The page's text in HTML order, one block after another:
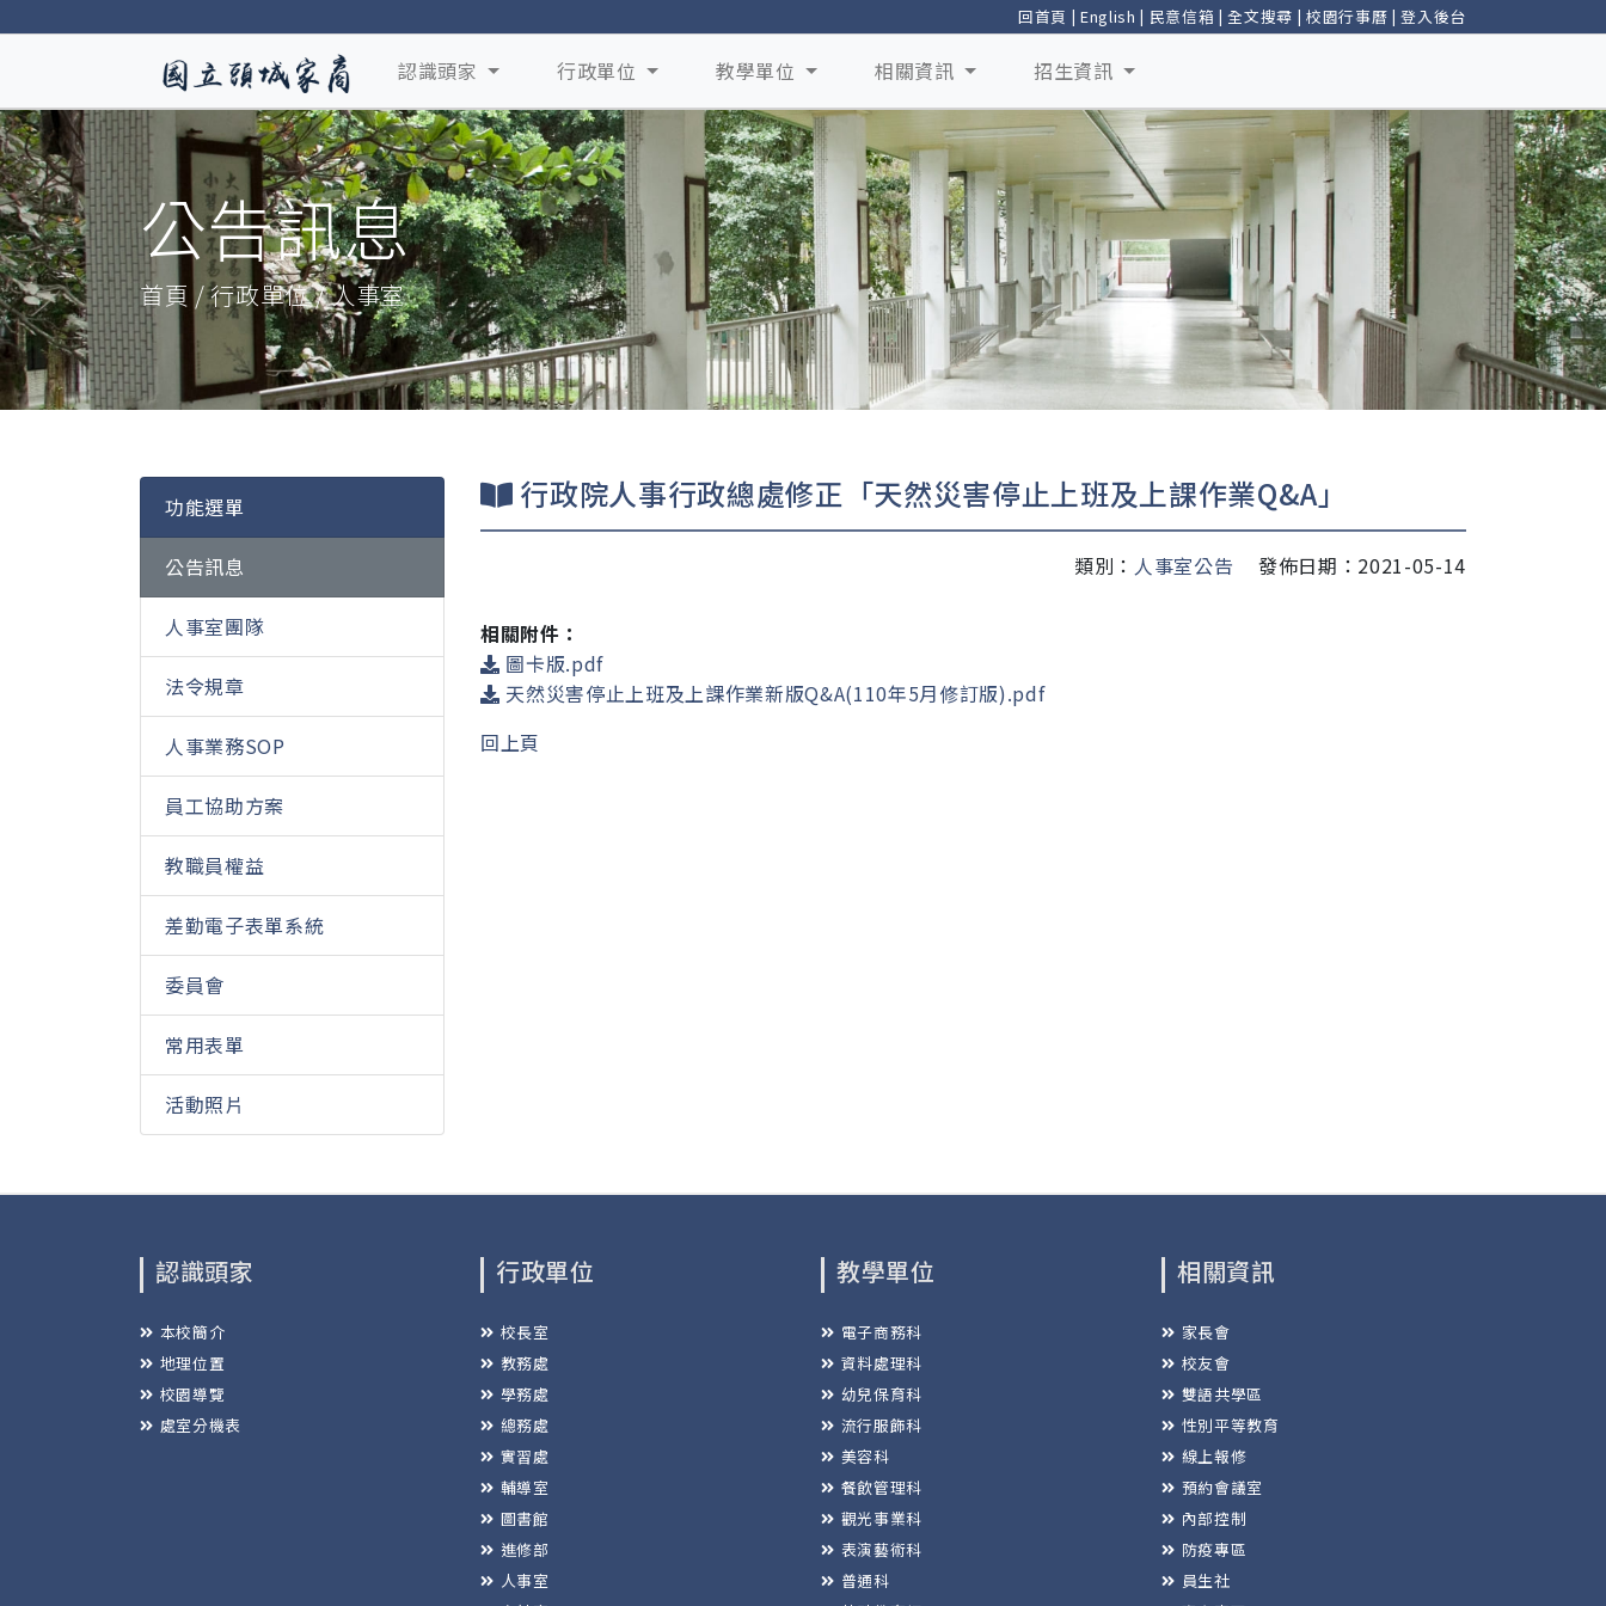
回首頁 | English | 民意信箱 |全文搜尋 | 校園行事曆 |登入後台
認識頭家 行政單位 教學單位 相關資訊 招生資訊
公告訊息
首頁 / 行政單位 / 人事室
功能選單
公告訊息
人事室團隊
法令規章
人事業務SOP
員工協助方案
教職員權益
差勤電子表單系統
委員會
常用表單
活動照片
行政院人事行政總處修正「天然災害停止上班及上課作業Q&A」
類別： 人事室公告 發佈日期：2021-05-14
相關附件：
圖卡版.pdf
天然災害停止上班及上課作業新版Q&A(110年5月修訂版).pdf
回上頁
認識頭家
本校簡介
地理位置
校園導覽
處室分機表
行政單位
校長室
教務處
學務處
總務處
實習處
輔導室
圖書館
進修部
人事室
教學單位
電子商務科
資料處理科
幼兒保育科
流行服飾科
美容科
餐飲管理科
觀光事業科
表演藝術科
普通科
相關資訊
家長會
校友會
雙語共學區
性別平等教育
線上報修
預約會議室
內部控制
防疫專區
員生社